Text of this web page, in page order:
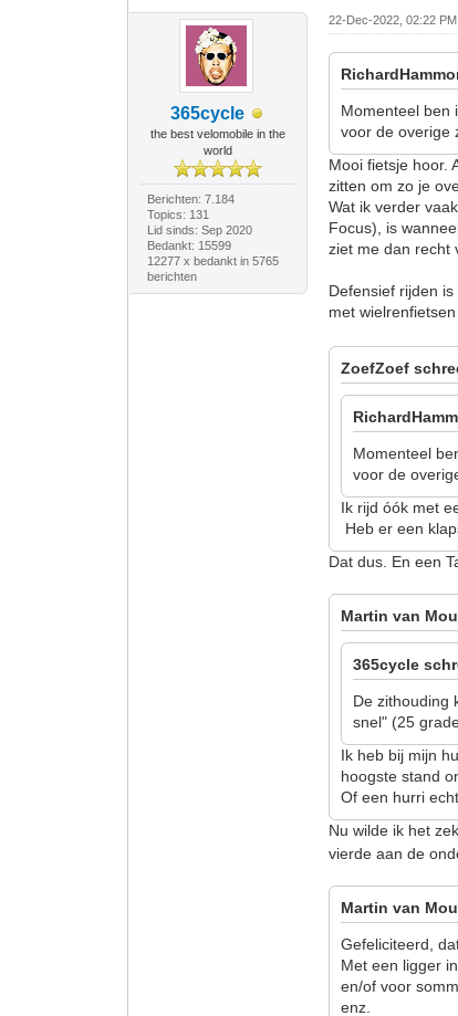
365cycle
the best velomobile in the
world
Berichten: 7.184
Topics: 131
Lid sinds: Sep 2020
Bedankt: 15599
12277 x bedankt in 5765
berichten
22-Dec-2022, 02:22
Momenteel ben
voor de overige
Mooi fietsje hoor.
zitten om zo je
Wat ik verder
Focus), is
ziet me dan recht
Defensief rijden
met
ZoefZoef
Momenteel
voor de
Ik rijd óók met
Heb er een
Dat dus. En een
Martin van
365cycle
De zithouding
snel" (25
Ik heb bij mijn
hoogste stand
Of een hurri
Nu wilde ik het
vierde aan de
Martin van
Gefeliciteerd,
Met een ligger
en/of voor
enz.